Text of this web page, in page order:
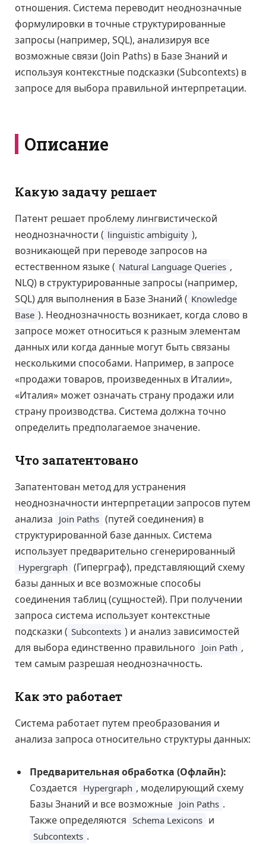
отношения. Система переводит неоднозначные
формулировки в точные структурированные
запросы (например, SQL), анализируя все
возможные связи (Join Paths) в Базе Знаний и
используя контекстные подсказки (Subcontexts) в
запросе для выбора правильной интерпретации.
Описание
Какую задачу решает
Патент решает проблему лингвистической
неоднозначности ( linguistic ambiguity ),
возникающей при переводе запросов на
естественном языке ( Natural Language Queries ,
NLQ) в структурированные запросы (например,
SQL) для выполнения в Базе Знаний ( Knowledge
Base ). Неоднозначность возникает, когда слово в
запросе может относиться к разным элементам
данных или когда данные могут быть связаны
несколькими способами. Например, в запросе
«продажи товаров, произведенных в Италии»,
«Италия» может означать страну продажи или
страну производства. Система должна точно
определить предполагаемое значение.
Что запатентовано
Запатентован метод для устранения
неоднозначности интерпретации запросов путем
анализа Join Paths (путей соединения) в
структурированной базе данных. Система
использует предварительно сгенерированный
Hypergraph (Гиперграф), представляющий схему
базы данных и все возможные способы
соединения таблиц (сущностей). При получении
запроса система использует контекстные
подсказки ( Subcontexts ) и анализ зависимостей
для выбора единственно правильного Join Path ,
тем самым разрешая неоднозначность.
Как это работает
Система работает путем преобразования и
анализа запроса относительно структуры данных:
Предварительная обработка (Офлайн):
Создается Hypergraph , моделирующий схему
Базы Знаний и все возможные Join Paths .
Также определяются Schema Lexicons и
Subcontexts .